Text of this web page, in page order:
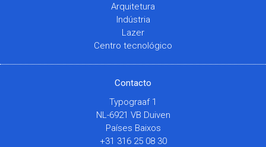
Arquitetura
Indústria
Lazer
Centro tecnológico
Contacto
Typograaf 1
NL-6921 VB Duiven
Países Baixos
+31 316 25 08 30